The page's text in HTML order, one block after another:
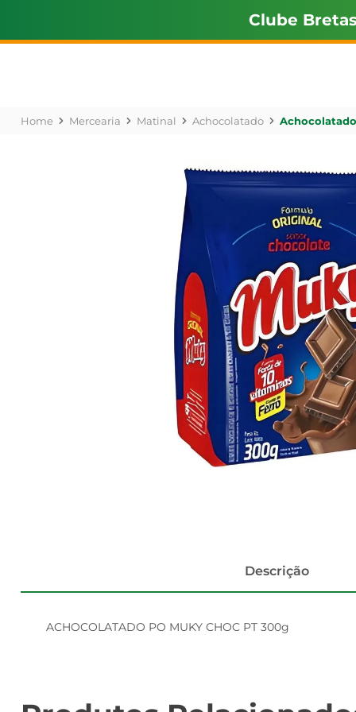
Clube
Mercearia Matinal Achocolatado
Descrição
ACHOCOLATADO PO MUKY CHOC PT 300g